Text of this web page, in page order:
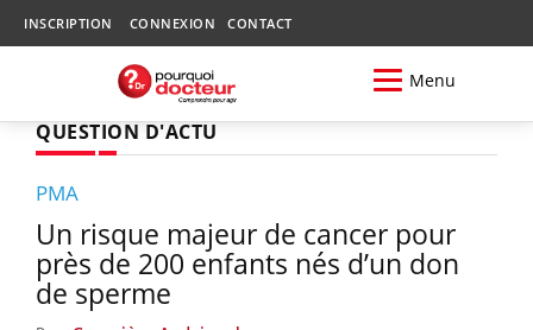
INSCRIPTION CONNEXION CONTACT
Menu
QUESTION D'ACTU
PMA
Un risque majeur de cancer pour
près de 200 enfants nés d’un don
de sperme